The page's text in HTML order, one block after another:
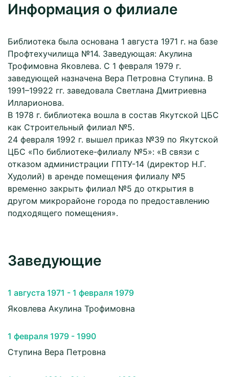
Информация о филиале
Библиотека была основана 1 августа 1971 г. на базе
Профтехучилища №14. Заведующая: Акулина
Трофимовна Яковлева. С 1 февраля 1979 г.
заведующей назначена Вера Петровна Ступина. В
1991–19922 гг. заведовала Светлана Дмитриевна
Илларионова.
В 1978 г. библиотека вошла в состав Якутской ЦБС
как Строительный филиал №5.
24 февраля 1992 г. вышел приказ №39 по Якутской
ЦБС «По библиотеке-филиалу №5»: «В связи с
отказом администрации ГПТУ-14 (директор Н.Г.
Худолий) в аренде помещения филиалу №5
временно закрыть филиал №5 до открытия в
другом микрорайоне города по предоставлению
подходящего помещения».
Заведующие
1 августа 1971 - 1 февраля 1979
Яковлева Акулина Трофимовна
1 февраля 1979 - 1990
Ступина Вера Петровна